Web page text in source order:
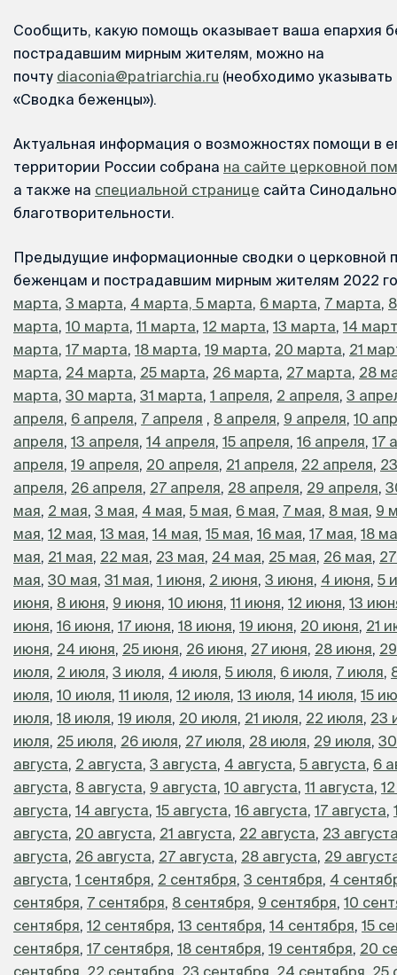
Сообщить, какую помощь оказывает ваша епархия
пострадавшим мирным жителям, можно на
почту diaconia@patriarchia.ru (необходимо
«Сводка беженцы»).
Актуальная информация о возможностях помощи в
территории России собрана на сайте церковной
а также на специальной странице сайта
благотворительности.
Предыдущие информационные сводки о церковной
беженцам и пострадавшим мирным жителям 2022
марта, 3 марта, 4 марта, 5 марта, 6 марта, 7 марта,
марта, 10 марта, 11 марта, 12 марта, 13 марта, 14
марта, 17 марта, 18 марта, 19 марта, 20 марта, 21
марта, 24 марта, 25 марта, 26 марта, 27 марта, 28
марта, 30 марта, 31 марта, 1 апреля, 2 апреля, 3
апреля, 6 апреля, 7 апреля , 8 апреля, 9 апреля, 10
апреля, 13 апреля, 14 апреля, 15 апреля, 16 апреля, 17
апреля, 19 апреля, 20 апреля, 21 апреля, 22 апреля,
апреля, 26 апреля, 27 апреля, 28 апреля, 29 апреля,
мая, 2 мая, 3 мая, 4 мая, 5 мая, 6 мая, 7 мая, 8 мая, 9
мая, 12 мая, 13 мая, 14 мая, 15 мая, 16 мая, 17 мая, 18
мая, 21 мая, 22 мая, 23 мая, 24 мая, 25 мая, 26 мая,
мая, 30 мая, 31 мая, 1 июня, 2 июня, 3 июня, 4 июня, 5
июня, 8 июня, 9 июня, 10 июня, 11 июня, 12 июня, 13
июня, 16 июня, 17 июня, 18 июня, 19 июня, 20 июня, 21
июня, 24 июня, 25 июня, 26 июня, 27 июня, 28 июня,
июля, 2 июля, 3 июля, 4 июля, 5 июля, 6 июля, 7 июля,
июля, 10 июля, 11 июля, 12 июля, 13 июля, 14 июля, 15
июля, 18 июля, 19 июля, 20 июля, 21 июля, 22 июля, 23
июля, 25 июля, 26 июля, 27 июля, 28 июля, 29 июля,
августа, 2 августа, 3 августа, 4 августа, 5 августа, 6
августа, 8 августа, 9 августа, 10 августа, 11 августа,
августа, 14 августа, 15 августа, 16 августа, 17 августа,
августа, 20 августа, 21 августа, 22 августа, 23
августа, 26 августа, 27 августа, 28 августа, 29
августа, 1 сентября, 2 сентября, 3 сентября, 4
сентября, 7 сентября, 8 сентября, 9 сентября, 10
сентября, 12 сентября, 13 сентября, 14 сентября, 15
сентября, 17 сентября, 18 сентября, 19 сентября, 20
сентября, 22 сентября, 23 сентября, 24 сентября, 25